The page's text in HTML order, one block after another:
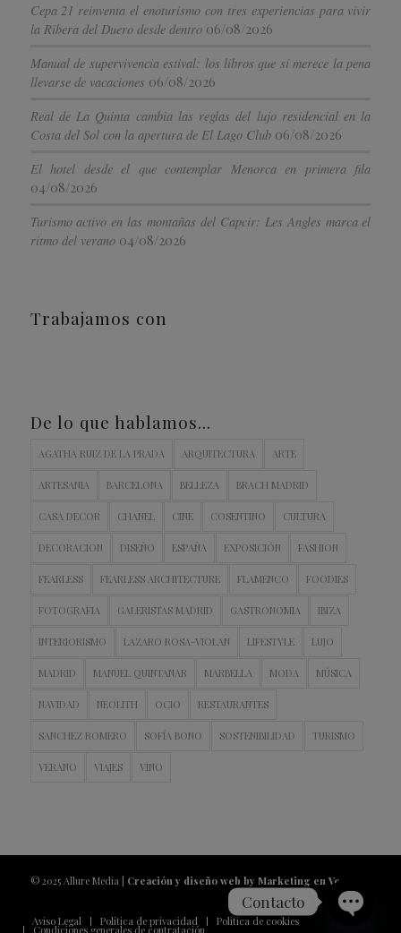
Cepa 21 reinventa el enoturismo con tres experiencias para vivir
la Ribera del Duero desde dentro 06/08/2026
Manual de supervivencia estival: los libros que sí merece la pena
llevarse de vacaciones 06/08/2026
Real de La Quinta cambia las reglas del lujo residencial en la
Costa del Sol con la apertura de El Lago Club 06/08/2026
El hotel desde el que contemplar Menorca en primera fila
04/08/2026
Turismo activo en las montañas del Capcir: Les Angles marca el
ritmo del verano 04/08/2026
Trabajamos con
De lo que hablamos…
AGATHA RUIZ DE LA PRADA ARQUITECTURA ARTE
ARTESANIA BARCELONA BELLEZA BRACH MADRID
CASA DECOR CHANEL CINE COSENTINO CULTURA
DECORACION DISEÑO ESPAÑA EXPOSICIÓN FASHION
FEARLESS FEARLESS ARCHITECTURE FLAMENCO FOODIES
FOTOGRAFIA GALERISTAS MADRID GASTRONOMIA IBIZA
INTERIORISMO LAZARO ROSA-VIOLAN LIFESTYLE LUJO
MADRID MANUEL QUINTANAR MARBELLA MODA MÚSICA
NAVIDAD NEOLITH OCIO RESTAURANTES
SANCHEZ ROMERO SOFÍA BONO SOSTENIBILIDAD TURISMO
VERANO VIAJES VINO
© 2025 Allure Media | Creación y diseño web by Marketing en Vena
Aviso Legal Política de privacidad Política de cookies
Condiciones generales de contratación
Contacto